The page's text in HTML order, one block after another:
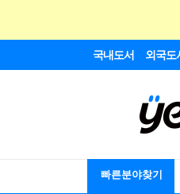
국내도서 외국도
빠른분야찾기